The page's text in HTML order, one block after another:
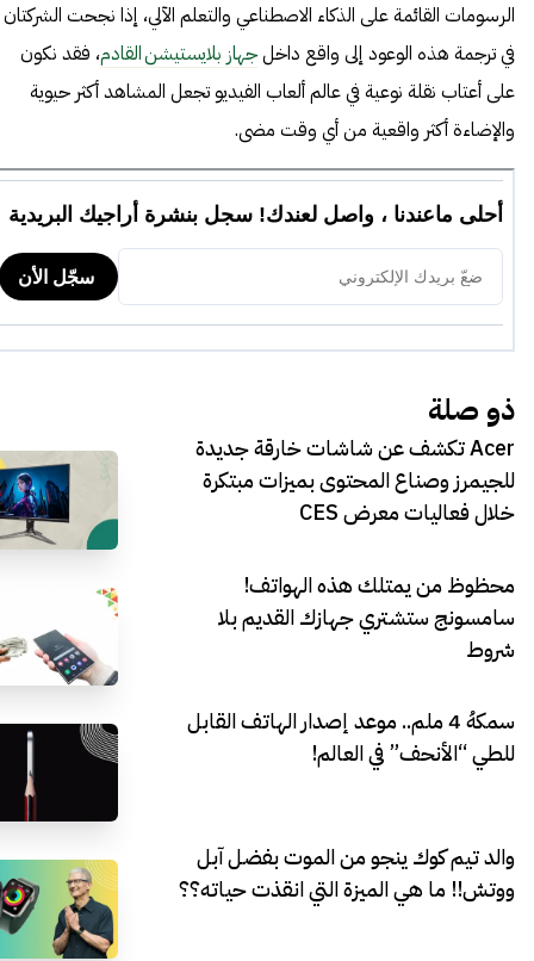
الرسومات القائمة على الذكاء الاصطناعي والتعلم الآلي، إذا نجحت الشركتان
في ترجمة هذه الوعود إلى واقع داخلجهاز بلايستيشن القادم، فقد نكون
على أعتاب نقلة نوعية في عالم ألعاب الفيديو تجعل المشاهد أكثر حيوية
والإضاءة أكثر واقعية من أي وقت مضى.
ذو صلة
Acer تكشف عن شاشات خارقة جديدة
للجيمرز وصناع المحتوى بميزات مبتكرة
خلال فعاليات معرض CES
محظوظ من يمتلك هذه الهواتف!
سامسونج ستشتري جهازك القديم بلا
شروط
سمكهُ 4 ملم.. موعد إصدار الهاتف القابل
للطي “الأنحف” في العالم!
والد تيم كوك ينجو من الموت بفضل آبل
ووتش!! ما هي الميزة التي انقذت حياته؟؟